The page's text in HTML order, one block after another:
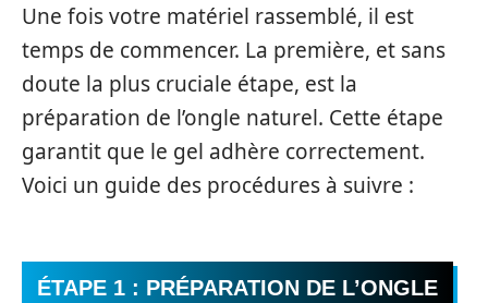
Une fois votre matériel rassemblé, il est
temps de commencer. La première, et sans
doute la plus cruciale étape, est la
préparation de l’ongle naturel. Cette étape
garantit que le gel adhère correctement.
Voici un guide des procédures à suivre :
ÉTAPE 1 : PRÉPARATION DE L’ONGLE